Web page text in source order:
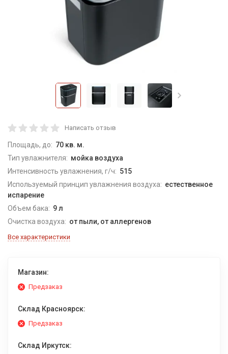
Написать отзыв
Площадь, до: 70 кв. м.
Тип увлажнителя: мойка воздуха
Интенсивность увлажнения, г/ч: 515
Используемый принцип увлажнения воздуха: естественное
испарение
Объем бака: 9 л
Очистка воздуха: от пыли, от аллергенов
Все характеристики
Магазин:
Предзаказ
Склад Красноярск:
Предзаказ
Склад Иркутск: